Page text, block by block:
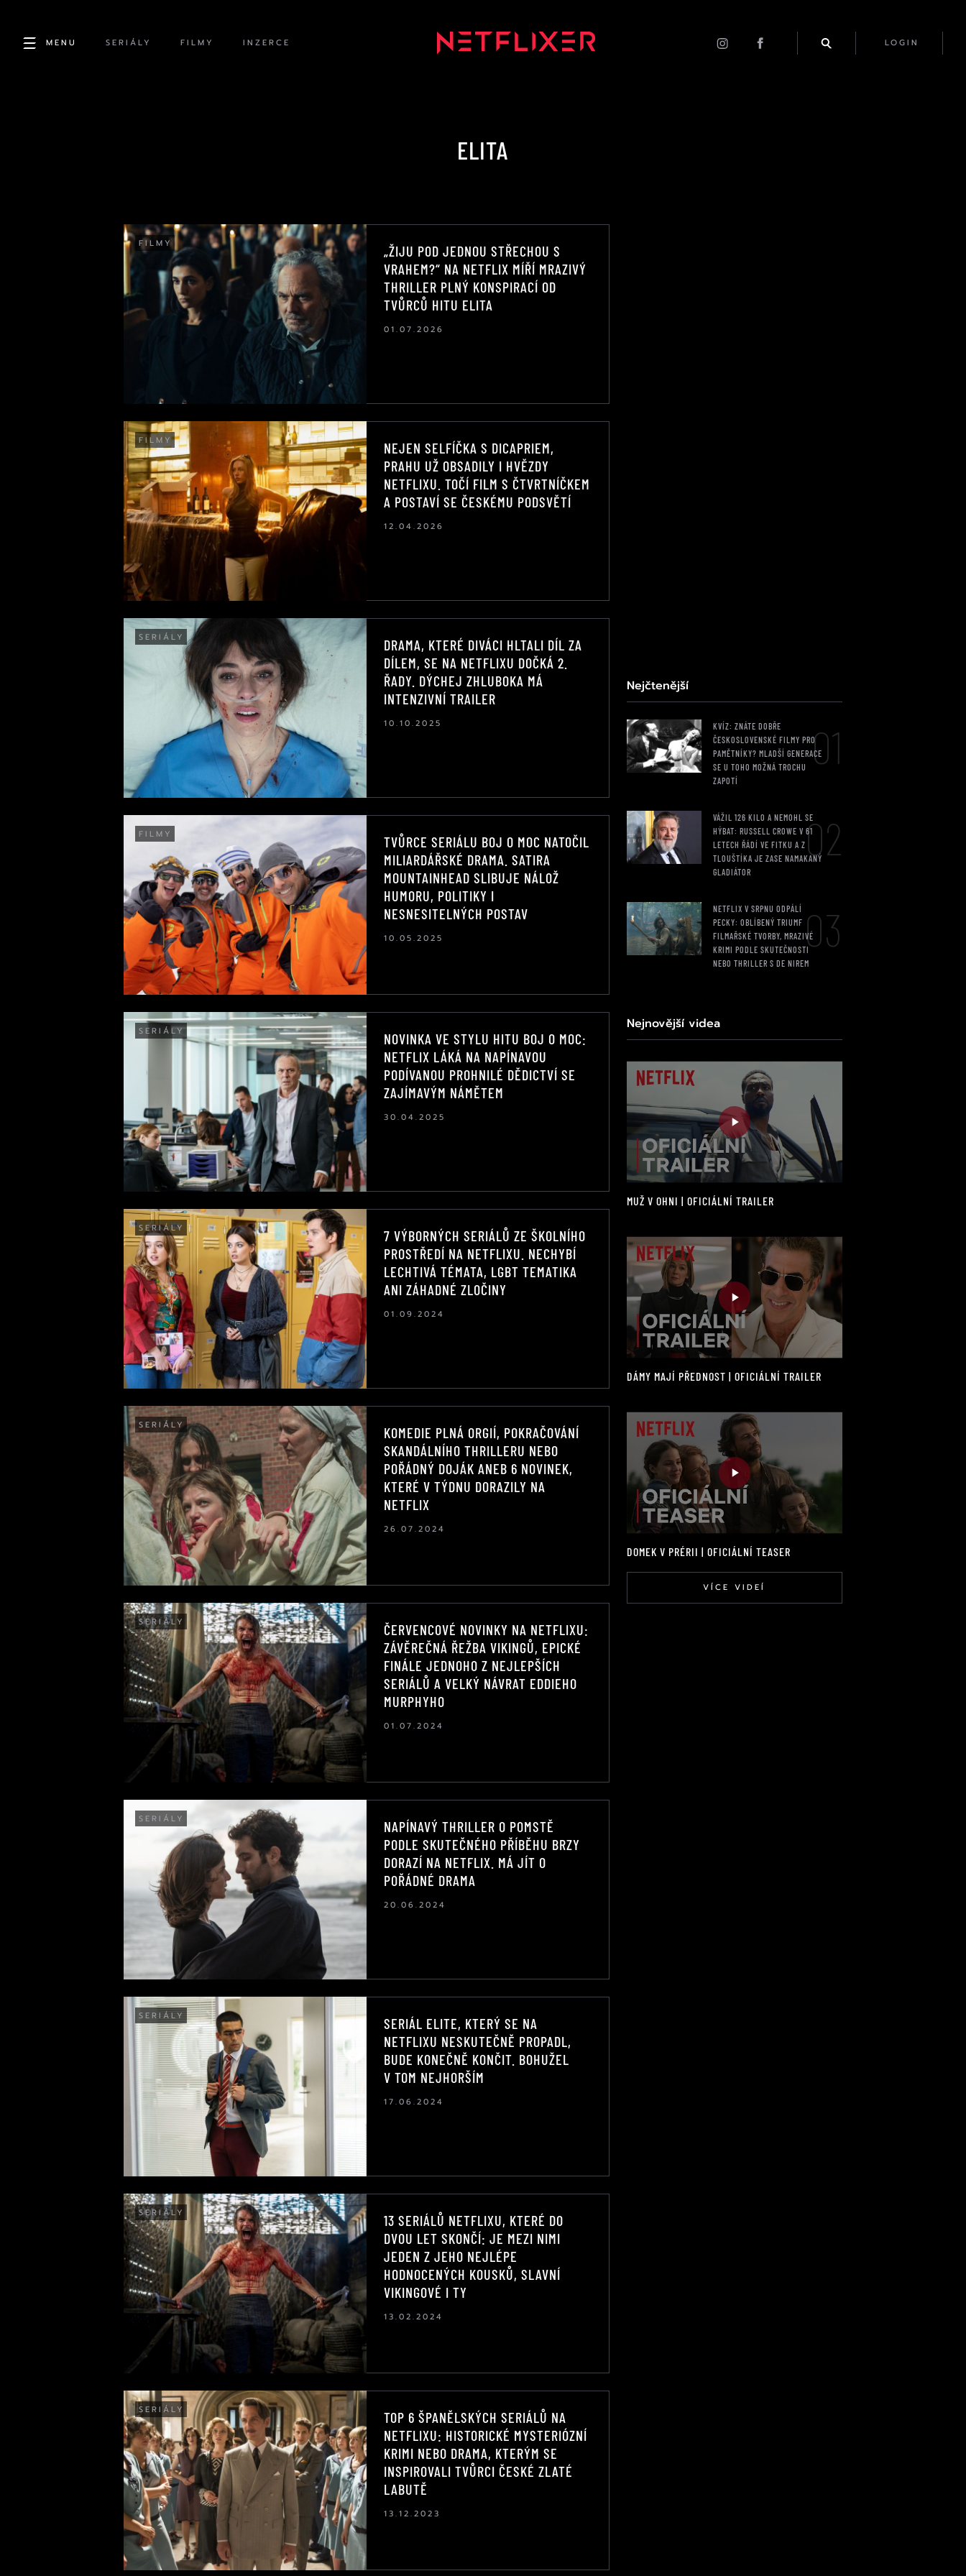
MENU SERIÁLY FILMY INZERCE LOGIN
ELITA
FILMY
„ŽIJU POD JEDNOU STŘECHOU S
VRAHEM?“ NA NETFLIX MÍŘÍ MRAZIVÝ
THRILLER PLNÝ KONSPIRACÍ OD
TVŮRCŮ HITU ELITA
01.07.2026
FILMY
NEJEN SELFÍČKA S DICAPRIEM,
PRAHU UŽ OBSADILY I HVĚZDY
NETFLIXU. TOČÍ FILM S ČTVRTNÍČKEM
A POSTAVÍ SE ČESKÉMU PODSVĚTÍ
12.04.2026
SERIÁLY
DRAMA, KTERÉ DIVÁCI HLTALI DÍL ZA
DÍLEM, SE NA NETFLIXU DOČKÁ 2.
ŘADY. DÝCHEJ ZHLUBOKA MÁ
INTENZIVNÍ TRAILER
10.10.2025
FILMY
TVŮRCE SERIÁLU BOJ O MOC NATOČIL
MILIARDÁŘSKÉ DRAMA. SATIRA
MOUNTAINHEAD SLIBUJE NÁLOŽ
HUMORU, POLITIKY I
NESNESITELNÝCH POSTAV
10.05.2025
SERIÁLY
NOVINKA VE STYLU HITU BOJ O MOC:
NETFLIX LÁKÁ NA NAPÍNAVOU
PODÍVANOU PROHNILÉ DĚDICTVÍ SE
ZAJÍMAVÝM NÁMĚTEM
30.04.2025
SERIÁLY
7 VÝBORNÝCH SERIÁLŮ ZE ŠKOLNÍHO
PROSTŘEDÍ NA NETFLIXU. NECHYBÍ
LECHTIVÁ TÉMATA, LGBT TEMATIKA
ANI ZÁHADNÉ ZLOČINY
01.09.2024
SERIÁLY
KOMEDIE PLNÁ ORGIÍ, POKRAČOVÁNÍ
SKANDÁLNÍHO THRILLERU NEBO
POŘÁDNÝ DOJÁK ANEB 6 NOVINEK,
KTERÉ V TÝDNU DORAZILY NA
NETFLIX
26.07.2024
SERIÁLY
ČERVENCOVÉ NOVINKY NA NETFLIXU:
ZÁVĚREČNÁ ŘEŽBA VIKINGŮ, EPICKÉ
FINÁLE JEDNOHO Z NEJLEPŠÍCH
SERIÁLŮ A VELKÝ NÁVRAT EDDIEHO
MURPHYHO
01.07.2024
SERIÁLY
NAPÍNAVÝ THRILLER O POMSTĚ
PODLE SKUTEČNÉHO PŘÍBĚHU BRZY
DORAZÍ NA NETFLIX. MÁ JÍT O
POŘÁDNÉ DRAMA
20.06.2024
SERIÁLY
SERIÁL ELITE, KTERÝ SE NA
NETFLIXU NESKUTEČNĚ PROPADL,
BUDE KONEČNĚ KONČIT. BOHUŽEL
V TOM NEJHORŠÍM
17.06.2024
SERIÁLY
13 SERIÁLŮ NETFLIXU, KTERÉ DO
DVOU LET SKONČÍ: JE MEZI NIMI
JEDEN Z JEHO NEJLÉPE
HODNOCENÝCH KOUSKŮ, SLAVNÍ
VIKINGOVÉ I TY
13.02.2024
SERIÁLY
TOP 6 ŠPANĚLSKÝCH SERIÁLŮ NA
NETFLIXU: HISTORICKÉ MYSTERIÓZNÍ
KRIMI NEBO DRAMA, KTERÝM SE
INSPIROVALI TVŮRCI ČESKÉ ZLATÉ
LABUTĚ
13.12.2023
Nejčtenější
KVÍZ: ZNÁTE DOBŘE
ČESKOSLOVENSKÉ FILMY PRO
PAMĚTNÍKY? MLADŠÍ GENERACE
SE U TOHO MOŽNÁ TROCHU
ZAPOTÍ
01
VÁŽIL 126 KILO A NEMOHL SE
HÝBAT: RUSSELL CROWE V 61
LETECH ŘÁDÍ VE FITKU A Z
TLOUŠTÍKA JE ZASE NAMAKANÝ
GLADIÁTOR
02
NETFLIX V SRPNU ODPÁLÍ
PECKY: OBLÍBENÝ TRIUMF
FILMAŘSKÉ TVORBY, MRAZIVÉ
KRIMI PODLE SKUTEČNOSTI
NEBO THRILLER S DE NIREM
03
Nejnovější videa
MUŽ V OHNI | OFICIÁLNÍ TRAILER
DÁMY MAJÍ PŘEDNOST | OFICIÁLNÍ TRAILER
DOMEK V PRÉRII | OFICIÁLNÍ TEASER
VÍCE VIDEÍ